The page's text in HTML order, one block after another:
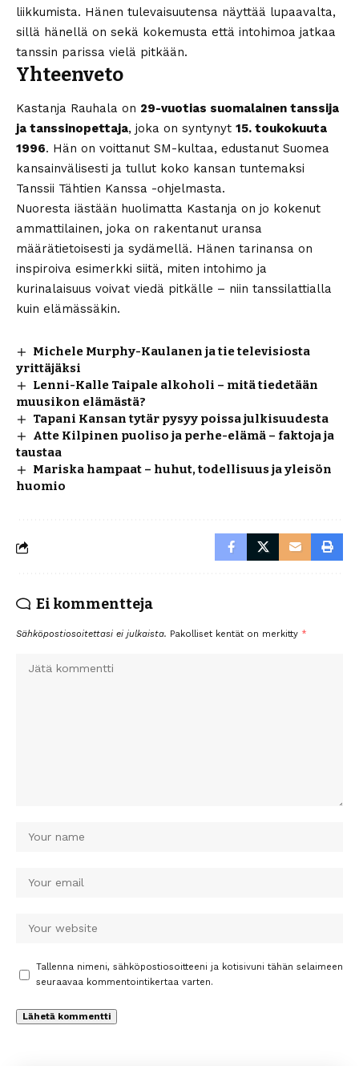
liikkumista. Hänen tulevaisuutensa näyttää lupaavalta,
sillä hänellä on sekä kokemusta että intohimoa jatkaa
tanssin parissa vielä pitkään.
Yhteenveto
Kastanja Rauhala on 29-vuotias suomalainen tanssija
ja tanssinopettaja, joka on syntynyt 15. toukokuuta
1996. Hän on voittanut SM-kultaa, edustanut Suomea
kansainvälisesti ja tullut koko kansan tuntemaksi
Tanssii Tähtien Kanssa -ohjelmasta.
Nuoresta iästään huolimatta Kastanja on jo kokenut
ammattilainen, joka on rakentanut uransa
määrätietoisesti ja sydämellä. Hänen tarinansa on
inspiroiva esimerkki siitä, miten intohimo ja
kurinalaisuus voivat viedä pitkälle – niin tanssilattialla
kuin elämässäkin.
Michele Murphy-Kaulanen ja tie televisiosta
yrittäjäksi
Lenni-Kalle Taipale alkoholi – mitä tiedetään
muusikon elämästä?
Tapani Kansan tytär pysyy poissa julkisuudesta
Atte Kilpinen puoliso ja perhe-elämä – faktoja ja
taustaa
Mariska hampaat – huhut, todellisuus ja yleisön
huomio
Ei kommentteja
Sähköpostiosoitettasi ei julkaista. Pakolliset kentät on merkitty *
Tallenna nimeni, sähköpostiosoitteeni ja kotisivuni tähän selaimeen
seuraavaa kommentointikertaa varten.